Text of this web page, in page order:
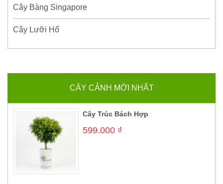
Cây Bàng Singapore
Cây Lưỡi Hổ
CÂY CẢNH MỚI NHẤT
Cây Trúc Bách Hợp
599.000 ₫